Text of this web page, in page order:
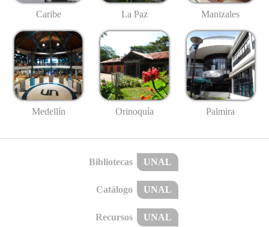
Caribe La Paz Manizales
Medellín Orinoquía Palmira
Bibliotecas UNAL
Catálogo UNAL
Recursos UNAL